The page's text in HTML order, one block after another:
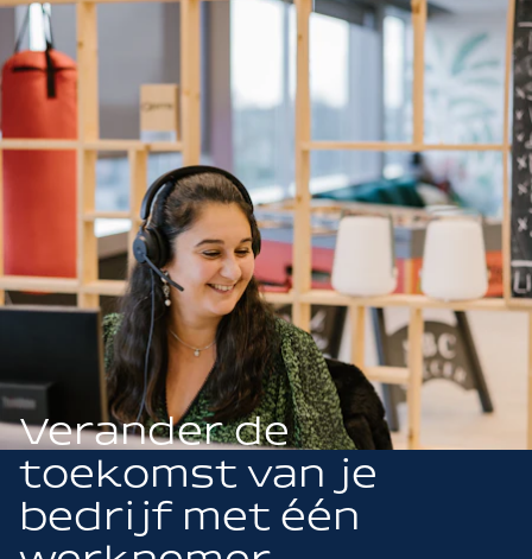
Verander de
toekomst van je
bedrijf met één